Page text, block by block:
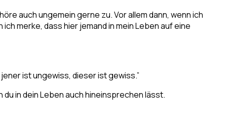
auch ungemein gerne zu. Vor allem dann, wenn ich
merke, dass hier jemand in mein Leben auf eine
ist ungewiss, dieser ist gewiss.”
in dein Leben auch hineinsprechen lässt.